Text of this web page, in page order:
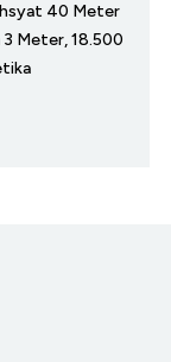
40 Meter
3 Meter, 18.500